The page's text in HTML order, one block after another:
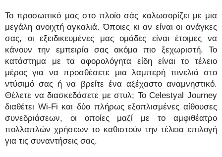
Το προσωπικό μας στο πλοίο σάς καλωσορίζει με μια
μεγάλη ανοιχτή αγκαλιά. Όποιες κι αν είναι οι ανάγκες
σας, οι εξειδικευμένες μας ομάδες είναι έτοιμες να
κάνουν την εμπειρία σας ακόμα πιο ξεχωριστή. Το
κατάστημα με τα αφορολόγητα είδη είναι το τέλειο
μέρος για να προσθέσετε μια λαμπερή πινελιά στο
ντύσιμό σας ή να βρείτε ένα αξέχαστο αναμνηστικό.
Θέλετε να διασκεδάσετε με στυλ; Το Celestyal Journey
διαθέτει Wi-Fi και δύο πλήρως εξοπλισμένες αίθουσες
συνεδριάσεων, οι οποίες μαζί με το αμφιθέατρο
πολλαπλών χρήσεων το καθιστούν την τέλεια επιλογή
για τις συναντήσεις σας.